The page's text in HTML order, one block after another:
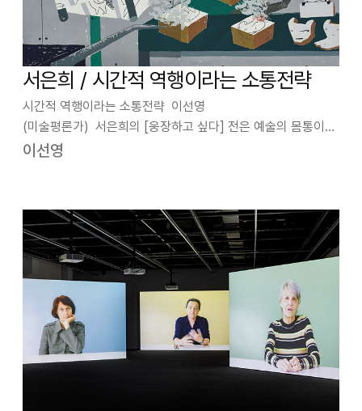
서은희 / 시간적 역행이라는 소통전략
시간적 역행이라는 소통전략 이선영
(미술평론가) 서은희의 [웅장하고 싶다] 전은 예술의 몸통이기
도 한 소통의 문제를 다룬다. 인류의 문화사 자체가 소통의 역사
이선영